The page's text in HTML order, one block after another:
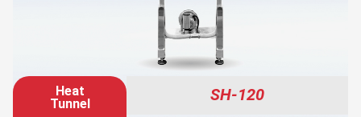
Heat
Tunnel
SH-120